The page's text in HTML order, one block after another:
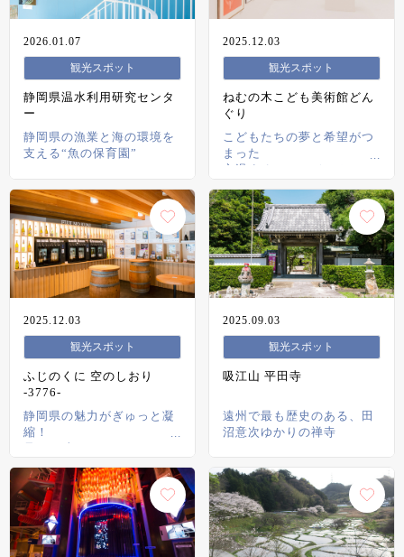
2026.01.07
観光スポット
静岡県温水利用研究センタ
ー
静岡県の漁業と海の環境を
支える“魚の保育園”
2025.12.03
観光スポット
ねむの木こども美術館どん
ぐり
こどもたちの夢と希望がつ
まった
心温まるミュージアム
2025.12.03
観光スポット
ふじのくに 空のしおり
-3776-
静岡県の魅力がぎゅっと凝
縮！
2025.09.03
観光スポット
吸江山 平田寺
遠州で最も歴史のある、田
沼意次ゆかりの禅寺